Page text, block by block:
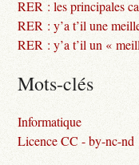
RER : les principales
RER : y’a t’il une
RER : y’a t’il un «
Mots-clés
Informatique
Licence CC - by-nc-nd